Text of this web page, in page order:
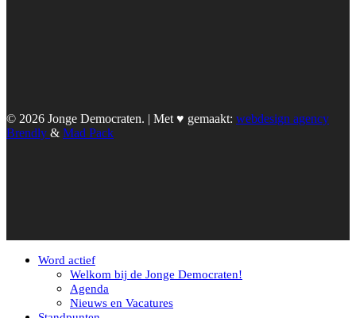
© 2026 Jonge Democraten. | Met ♥︎ gemaakt: webdesign agency
Brendly & Mad Pack
Word actief
Welkom bij de Jonge Democraten!
Agenda
Nieuws en Vacatures